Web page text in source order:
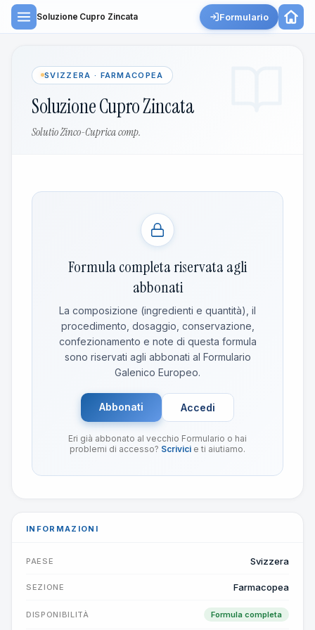
Soluzione Cupro Zincata Formulario
SVIZZERA · FARMACOPEA
Soluzione Cupro Zincata
Solutio Zinco-Cuprica comp.
Formula completa riservata agli
abbonati
La composizione (ingredienti e quantità), il
procedimento, dosaggio, conservazione,
confezionamento e note di questa formula
sono riservati agli abbonati al Formulario
Galenico Europeo.
Abbonati Accedi
Eri già abbonato al vecchio Formulario o hai
problemi di accesso? Scrivici e ti aiutiamo.
INFORMAZIONI
PAESE Svizzera
SEZIONE Farmacopea
DISPONIBILITÀ Formula completa